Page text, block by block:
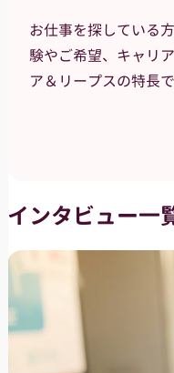
お仕事を探している
験やご希望、キャリ
ア＆リープスの特長で
インタビュー一